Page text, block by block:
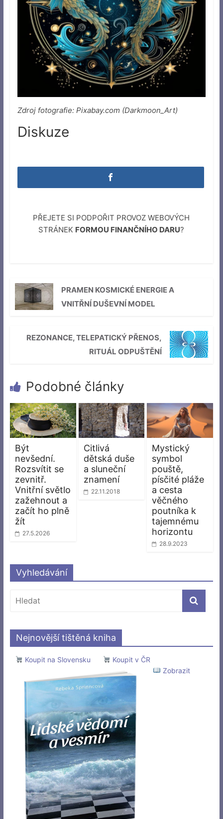
Zdroj fotografie: Pixabay.com (Darkmoon_Art)
Diskuze
PŘEJETE SI PODPOŘIT PROVOZ WEBOVÝCH
STRÁNEK FORMOU FINANČNÍHO DARU?
PRAMEN KOSMICKÉ ENERGIE A
VNITŘNÍ DUŠEVNÍ MODEL
REZONANCE, TELEPATICKÝ PŘENOS,
RITUÁL ODPUŠTĚNÍ
Podobné články
Být
nevšední.
Rozsvítit se
zevnitř.
Vnitřní světlo
zažehnout a
začít ho plně
žít
27.5.2026
Citlivá
dětská duše
a sluneční
znamení
22.11.2018
Mystický
symbol
pouště,
písčité pláže
a cesta
věčného
poutníka k
tajemnému
horizontu
28.9.2023
Vyhledávání
Nejnovější tištěná kniha
Koupit na Slovensku
Koupit v ČR
Zobrazit